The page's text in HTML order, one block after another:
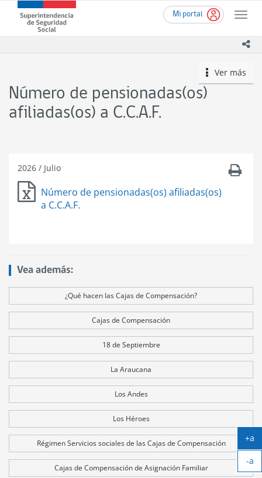
contenido
Mi portal
Toggle
Superintendencia
de
de
Chile
icono
Ver más
Número de pensionadas(os)
afiliadas(os) a C.C.A.F.
2026 / Julio
Número de pensionadas(os) afiliadas(os)
a C.C.A.F.
Vea además:
¿Qué hacen las Cajas de Compensación?
Cajas de Compensación
18 de Septiembre
La Araucana
Los Andes
Los Héroes
Régimen Servicios sociales de las Cajas de Compensación
Cajas de Compensación de Asignación Familiar
+a
-a